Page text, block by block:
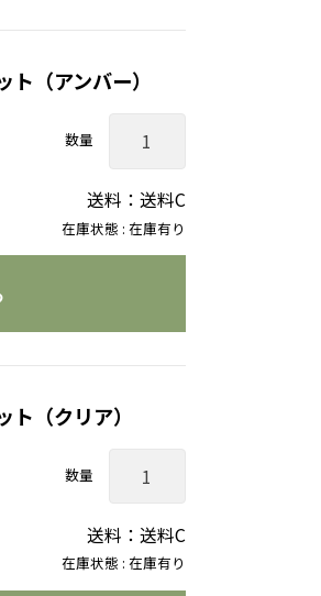
（アンバー）
在庫状態 : 在庫有り
数量
送料：送料C
ト（クリア）
在庫状態 : 在庫有り
数量
送料：送料C